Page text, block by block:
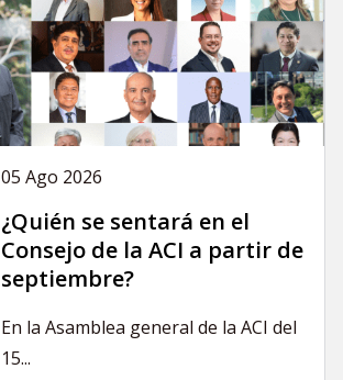
05 Ago 2026
¿Quién se sentará en el
Consejo de la ACI a partir de
septiembre?
En la Asamblea general de la ACI del
15...